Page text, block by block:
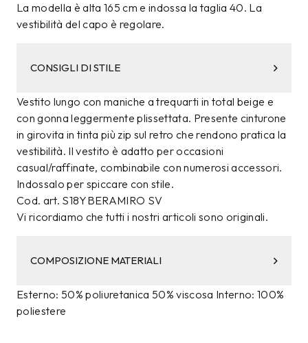
La modella è alta 165 cm e indossa la taglia 40. La
vestibilità del capo è regolare.
CONSIGLI DI STILE
Vestito lungo con maniche a trequarti in total beige e
con gonna leggermente plissettata. Presente cinturone
in girovita in tinta più zip sul retro che rendono pratica la
vestibilità. Il vestito è adatto per occasioni
casual/raffinate, combinabile con numerosi accessori.
Indossalo per spiccare con stile.
Cod. art. S18YBERAMIRO SV
Vi ricordiamo che tutti i nostri articoli sono originali.
COMPOSIZIONE MATERIALI
Esterno: 50% poliuretanica 50% viscosa Interno: 100%
poliestere